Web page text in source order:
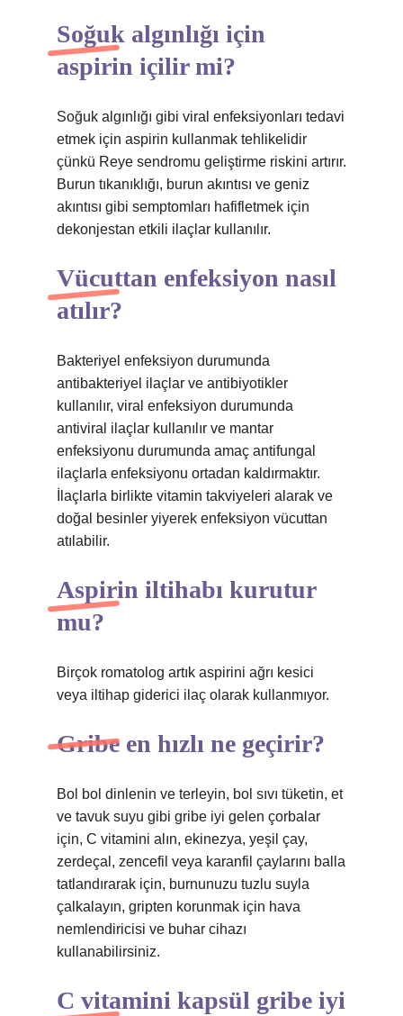
Soğuk algınlığı için
aspirin içilir mi?
Soğuk algınlığı gibi viral enfeksiyonları tedavi
etmek için aspirin kullanmak tehlikelidir
çünkü Reye sendromu geliştirme riskini artırır.
Burun tıkanıklığı, burun akıntısı ve geniz
akıntısı gibi semptomları hafifletmek için
dekonjestan etkili ilaçlar kullanılır.
Vücuttan enfeksiyon nasıl
atılır?
Bakteriyel enfeksiyon durumunda
antibakteriyel ilaçlar ve antibiyotikler
kullanılır, viral enfeksiyon durumunda
antiviral ilaçlar kullanılır ve mantar
enfeksiyonu durumunda amaç antifungal
ilaçlarla enfeksiyonu ortadan kaldırmaktır.
İlaçlarla birlikte vitamin takviyeleri alarak ve
doğal besinler yiyerek enfeksiyon vücuttan
atılabilir.
Aspirin iltihabı kurutur
mu?
Birçok romatolog artık aspirini ağrı kesici
veya iltihap giderici ilaç olarak kullanmıyor.
Gribe en hızlı ne geçirir?
Bol bol dinlenin ve terleyin, bol sıvı tüketin, et
ve tavuk suyu gibi gribe iyi gelen çorbalar
için, C vitamini alın, ekinezya, yeşil çay,
zerdeçal, zencefil veya karanfil çaylarını balla
tatlandırarak için, burnunuzu tuzlu suyla
çalkalayın, gripten korunmak için hava
nemlendiricisi ve buhar cihazı
kullanabilirsiniz.
C vitamini kapsül gribe iyi